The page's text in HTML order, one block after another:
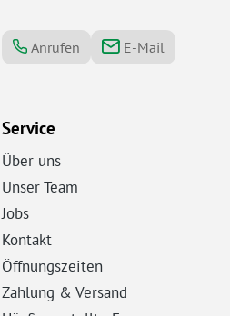
Anrufen E-Mail
Service
Über uns
Unser Team
Jobs
Kontakt
Öffnungszeiten
Zahlung & Versand